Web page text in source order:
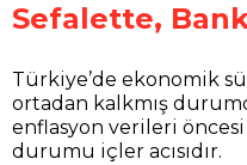
Sefalette,
Türkiye’de ekonomik
ortadan kalkmış
enflasyon verileri
durumu içler acısıdır.